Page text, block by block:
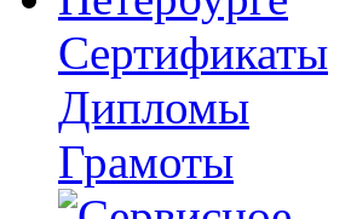
Сертификаты
Дипломы
Грамоты